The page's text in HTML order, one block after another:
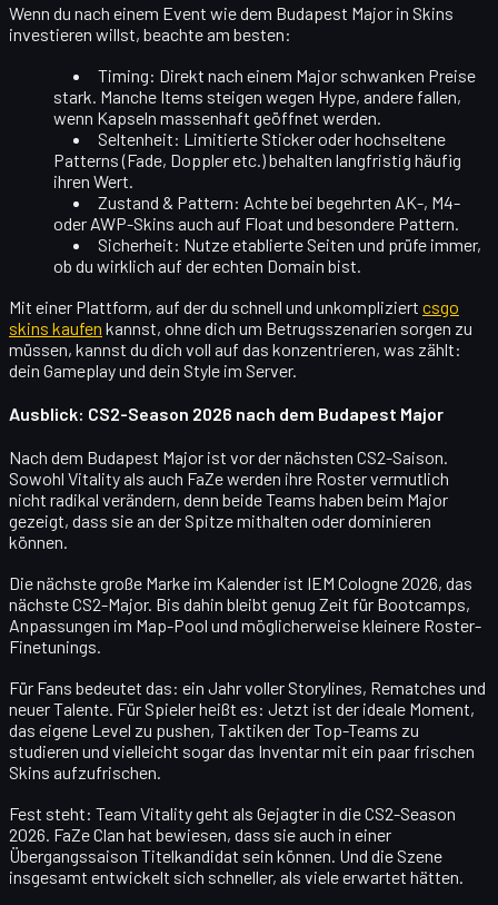
Wenn du nach einem Event wie dem Budapest Major in Skins
investieren willst, beachte am besten:
Timing: Direkt nach einem Major schwanken Preise
stark. Manche Items steigen wegen Hype, andere fallen,
wenn Kapseln massenhaft geöffnet werden.
Seltenheit: Limitierte Sticker oder hochseltene
Patterns (Fade, Doppler etc.) behalten langfristig häufig
ihren Wert.
Zustand & Pattern: Achte bei begehrten AK-, M4-
oder AWP-Skins auch auf Float und besondere Pattern.
Sicherheit: Nutze etablierte Seiten und prüfe immer,
ob du wirklich auf der echten Domain bist.
Mit einer Plattform, auf der du schnell und unkompliziert csgo
skins kaufen kannst, ohne dich um Betrugsszenarien sorgen zu
müssen, kannst du dich voll auf das konzentrieren, was zählt:
dein Gameplay und dein Style im Server.
Ausblick: CS2-Season 2026 nach dem Budapest Major
Nach dem Budapest Major ist vor der nächsten CS2-Saison.
Sowohl Vitality als auch FaZe werden ihre Roster vermutlich
nicht radikal verändern, denn beide Teams haben beim Major
gezeigt, dass sie an der Spitze mithalten oder dominieren
können.
Die nächste große Marke im Kalender ist IEM Cologne 2026, das
nächste CS2-Major. Bis dahin bleibt genug Zeit für Bootcamps,
Anpassungen im Map-Pool und möglicherweise kleinere Roster-
Finetunings.
Für Fans bedeutet das: ein Jahr voller Storylines, Rematches und
neuer Talente. Für Spieler heißt es: Jetzt ist der ideale Moment,
das eigene Level zu pushen, Taktiken der Top-Teams zu
studieren und vielleicht sogar das Inventar mit ein paar frischen
Skins aufzufrischen.
Fest steht: Team Vitalitygeht als Gejagter in die CS2-Season
2026. FaZe Clan hat bewiesen, dass sie auch in einer
Übergangssaison Titelkandidat sein können. Und die Szene
insgesamt entwickelt sich schneller, als viele erwartet hätten.